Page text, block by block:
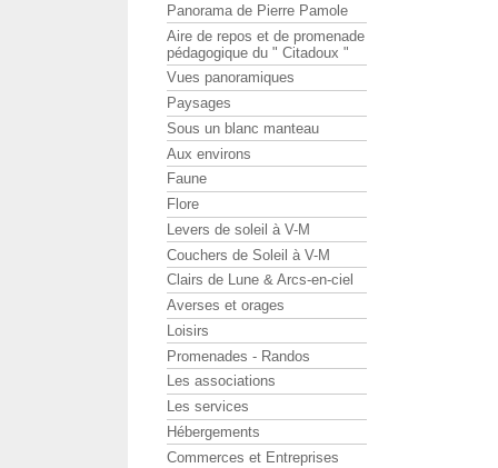
Panorama de Pierre Pamole
Aire de repos et de promenade
pédagogique du " Citadoux "
Vues panoramiques
Paysages
Sous un blanc manteau
Aux environs
Faune
Flore
Levers de soleil à V-M
Couchers de Soleil à V-M
Clairs de Lune & Arcs-en-ciel
Averses et orages
Loisirs
Promenades - Randos
Les associations
Les services
Hébergements
Commerces et Entreprises